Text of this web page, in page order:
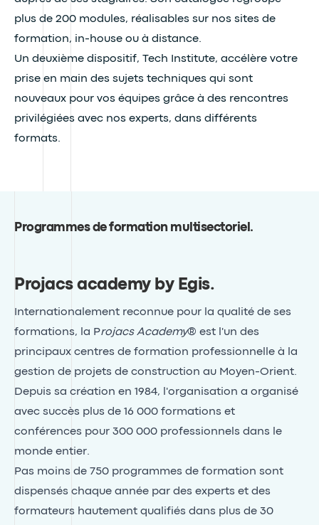
plus de 200 modules, réalisables sur nos sites de
formation, in-house ou à distance.
Un deuxième dispositif, Tech Institute, accélère votre
prise en main des sujets techniques qui sont
nouveaux pour vos équipes grâce à des rencontres
privilégiées avec nos experts, dans différents
formats.
Programmes de formation multisectoriel .
Projacs academy by Egis.
Internationalement reconnue pour la qualité de ses
formations, la Projacs Academy® est l'un des
principaux centres de formation professionnelle à la
gestion de projets de construction au Moyen-Orient.
Depuis sa création en 1984, l'organisation a organisé
avec succès plus de 16 000 formations et
conférences pour 300 000 professionnels dans le
monde entier.
Pas moins de 750 programmes de formation sont
dispensés chaque année par des experts et des
formateurs hautement qualifiés dans plus de 30